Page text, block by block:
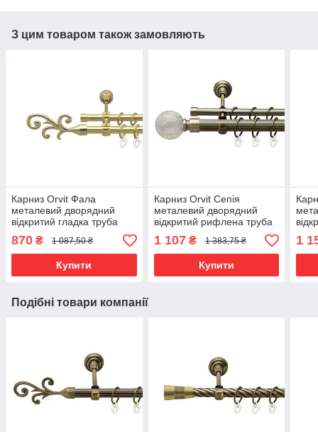
З цим товаром також замовляють
Карниз Orvit Фала
металевий дворядний
відкритий гладка труба
16\16 мм 200 см (00-
00014300)
870 ₴ 1 087,50 ₴
Купити
Карниз Orvit Сепія
металевий дворядний
відкритий рифлена труба
25\16 мм 200 см (00-
00018010)
1 107₴ 1 383,75 ₴
Купити
1
Подібні товари компанії